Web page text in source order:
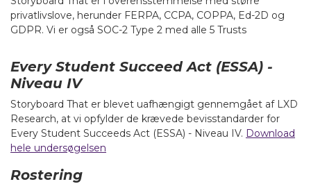
privatlivslove, herunder FERPA, CCPA, COPPA, Ed-2D og
GDPR. Vi er også SOC-2 Type 2 med alle 5 Trusts
Every Student Succeed Act (ESSA) -
Niveau IV
Storyboard That er blevet uafhængigt gennemgået af LXD
Research, at vi opfylder de krævede bevisstandarder for
Every Student Succeeds Act (ESSA) - Niveau IV. Download
hele undersøgelsen
Rostering